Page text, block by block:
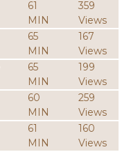
61
MIN
359
Views
65
MIN
167
Views
65
MIN
199
Views
60
MIN
259
Views
61
MIN
160
Views